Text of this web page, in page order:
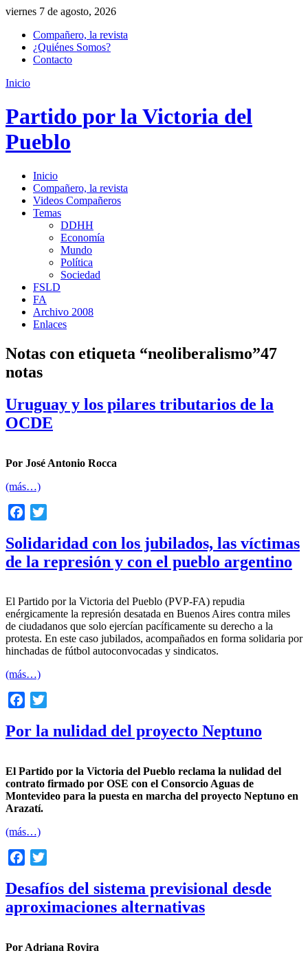
viernes 7 de agosto, 2026
Compañero, la revista
¿Quiénes Somos?
Contacto
Inicio
Partido por la Victoria del
Pueblo
Inicio
Compañero, la revista
Videos Compañeros
Temas
DDHH
Economía
Mundo
Política
Sociedad
FSLD
FA
Archivo 2008
Enlaces
Notas con etiqueta “neoliberalismo”47
notas
Uruguay y los pilares tributarios de la
OCDE
Por José Antonio Rocca
(más…)
Facebook
Solidaridad con los jubilados, las víctimas
de la represión y con el pueblo argentino
El Partido por la Victoria del Pueblo (PVP-FA) repudia
enérgicamente la represión desatada en Buenos Aires contra miles
de ciudadanos que solo ejercían pacíficamente su derecho a la
protesta. En este caso jubilados, acompañados en forma solidaria por
hinchadas de fútbol autoconvocadas y sindicatos.
(más…)
Facebook
Por la nulidad del proyecto Neptuno
El Partido por la Victoria del Pueblo reclama la nulidad del
contrato firmado por OSE con el Consorcio Aguas de
Montevideo para la puesta en marcha del proyecto Neptuno en
Arazatí.
(más…)
Facebook
Desafíos del sistema previsional desde
aproximaciones alternativas
Por Adriana Rovira